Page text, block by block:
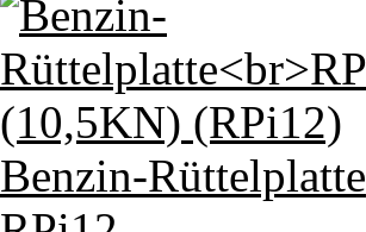
Benzin-Rüttelplatte